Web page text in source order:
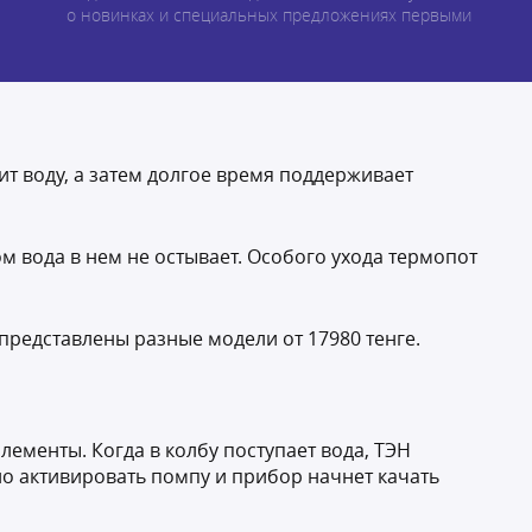
о новинках и специальных предложениях первыми
воду, а затем долгое время поддерживает
в нем не остывает. Особого ухода термопот
разные модели от 17980 тенге.
Когда в колбу поступает вода, ТЭН
активировать помпу и прибор начнет качать